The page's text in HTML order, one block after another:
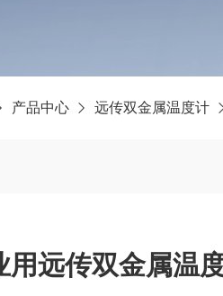
产品中心 远传双金属温度计
用远传双金属温